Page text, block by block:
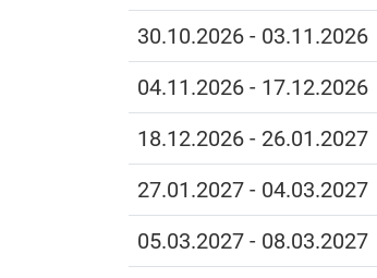
30.10.2026 - 03.11.2026
04.11.2026 - 17.12.2026
18.12.2026 - 26.01.2027
27.01.2027 - 04.03.2027
05.03.2027 - 08.03.2027